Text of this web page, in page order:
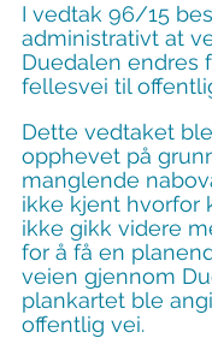
I vedtak 96/15
administrativt at
Duedalen endres
fellesvei til
Dette vedtaket
opphevet på
manglende
ikke kjent hvorfor
ikke gikk videre
for å få en
veien gjennom
plankartet ble
offentlig vei.